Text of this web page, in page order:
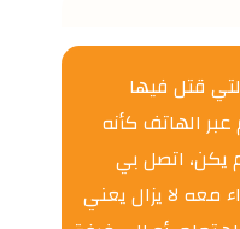
قتل فيها
عبر الهاتف كأنه
اتصل بي
معه لا يزال يعني